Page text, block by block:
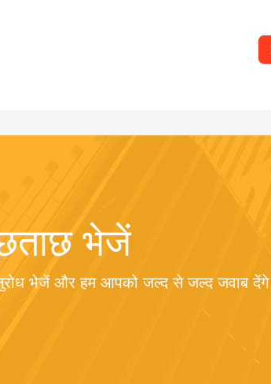
भेजें
भेजें और हम आपको जल्द से जल्द जवाब